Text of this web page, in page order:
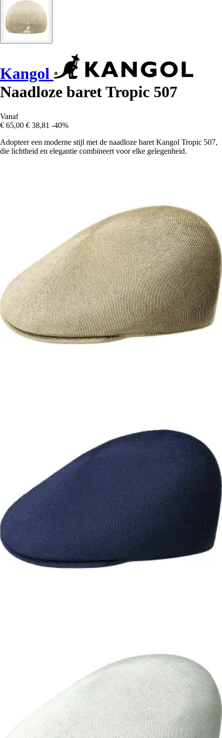
Kangol
Naadloze baret Tropic 507
Vanaf
€ 65,00 € 38,81 -40%
Adopteer een moderne stijl met de naadloze baret Kangol Tropic 507,
die lichtheid en elegantie combineert voor elke gelegenheid.